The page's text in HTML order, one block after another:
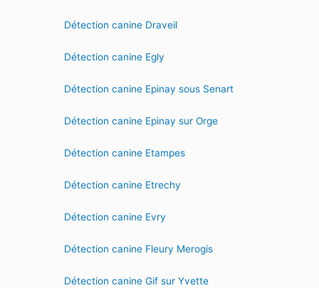
Détection canine Draveil
Détection canine Egly
Détection canine Epinay sous Senart
Détection canine Epinay sur Orge
Détection canine Etampes
Détection canine Etrechy
Détection canine Evry
Détection canine Fleury Merogis
Détection canine Gif sur Yvette